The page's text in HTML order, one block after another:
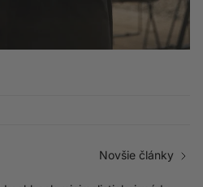
Novšie články